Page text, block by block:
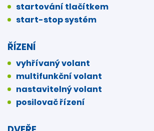
startování tlačítkem
start-stop systém
ŘÍZENÍ
vyhřívaný volant
multifunkční volant
nastavitelný volant
posilovač řízení